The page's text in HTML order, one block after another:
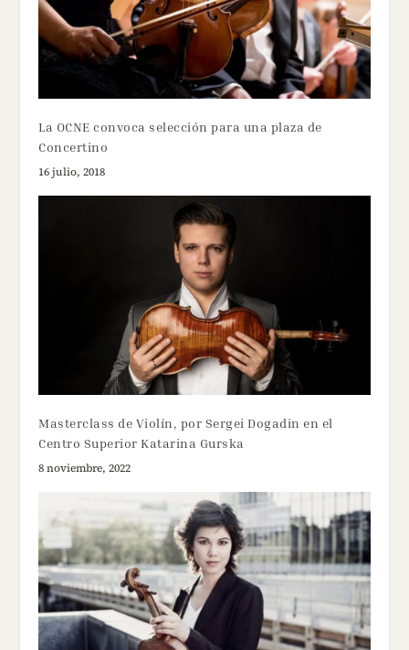
La OCNE convoca selección para una plaza de
Concertino
16 julio, 2018
Masterclass de Violín, por Sergei Dogadin en el
Centro Superior Katarina Gurska
8 noviembre, 2022